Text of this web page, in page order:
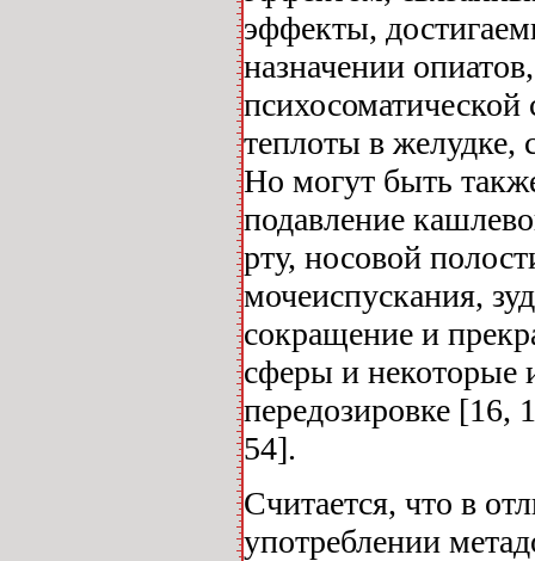
эффекты,
назначении
теплоты в желудке,
Но могут быть
подавление
рту, носовой
мочеиспускания,
сокращение и
сферы и некоторые
передозировке [16,
54].
Считается, что в
употреблении